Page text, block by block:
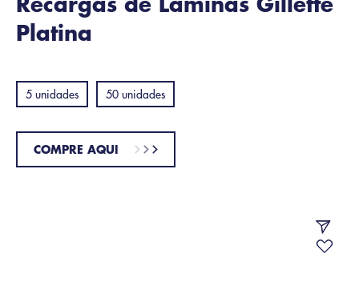
Platina
5 unidades 50 unidades
COMPRE AQUI